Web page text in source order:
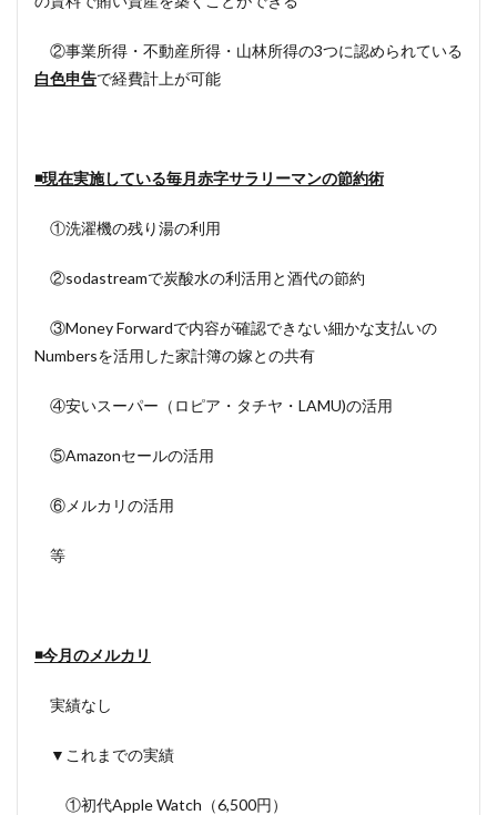
②事業所得・不動産所得・山林所得の3つに認められている
白色申告で経費計上が可能
◾️現在実施している毎月赤字サラリーマンの節約術
①洗濯機の残り湯の利用
②sodastreamで炭酸水の利活用と酒代の節約
③Money Forwardで内容が確認できない細かな支払いの
Numbersを活用した家計簿の嫁との共有
④安いスーパー（ロピア・タチヤ・LAMU)の活用
⑤Amazonセールの活用
⑥メルカリの活用
等
◾️今月のメルカリ
実績なし
▼これまでの実績
①初代Apple Watch（6,500円）